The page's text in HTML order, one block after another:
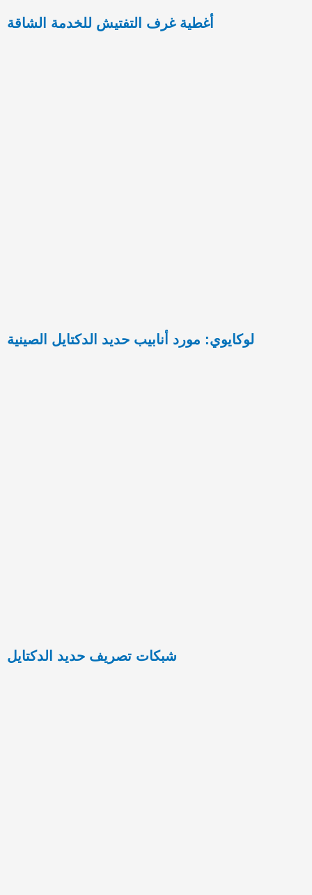
أغطية غرف التفتيش للخدمة الشاقة
لوكايوي: مورد أنابيب حديد الدكتايل الصينية
شبكات تصريف حديد الدكتايل